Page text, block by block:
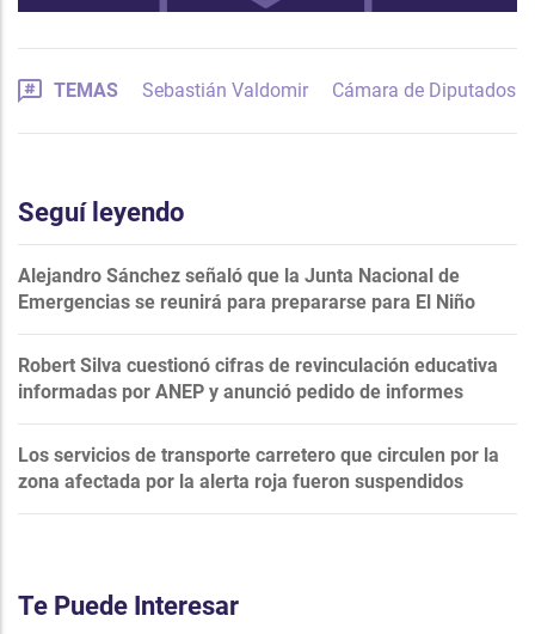
TEMAS Sebastián Valdomir Cámara de Diputados
Seguí leyendo
Alejandro Sánchez señaló que la Junta Nacional de
Emergencias se reunirá para prepararse para El Niño
Robert Silva cuestionó cifras de revinculación educativa
informadas por ANEP y anunció pedido de informes
Los servicios de transporte carretero que circulen por la
zona afectada por la alerta roja fueron suspendidos
Te Puede Interesar